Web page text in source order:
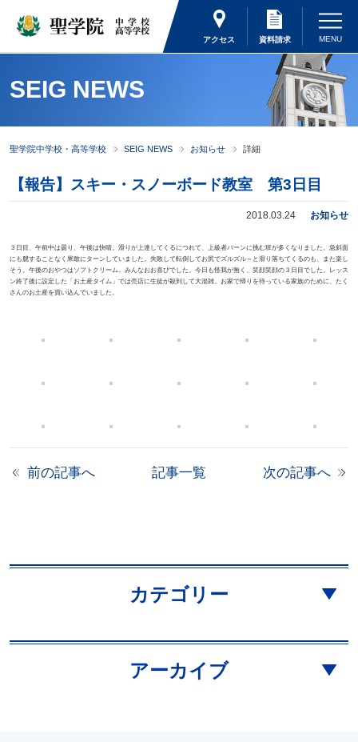
アクセス 資料請求
SEIG NEWS
聖学院中学校・高等学校 SEIG NEWS お知らせ 詳細
【報告】スキー・スノーボード教室 第3日目
2018.03.24 お知らせ
３日目、午前中は曇り、午後は快晴。滑りが上達してくるにつれて、上級者バーンに挑む班が多くなりました。急斜面
にも臆することなく果敢にターンしていました。失敗して転倒してお尻でズルズル～と滑り落ちてくるのも、また楽し
そう。午後のおやつはソフトクリーム。みんなおお喜びでした。今日も怪我が無く、笑顔笑顔の３日目でした。レッス
ン終了後に設定した「お土産タイム」では売店に生徒が殺到して大混雑。お家で帰りを待っている家族のために、たく
さんのお土産を買い込んでいました。
前の記事へ 記事一覧 次の記事へ
カテゴリー
アーカイブ